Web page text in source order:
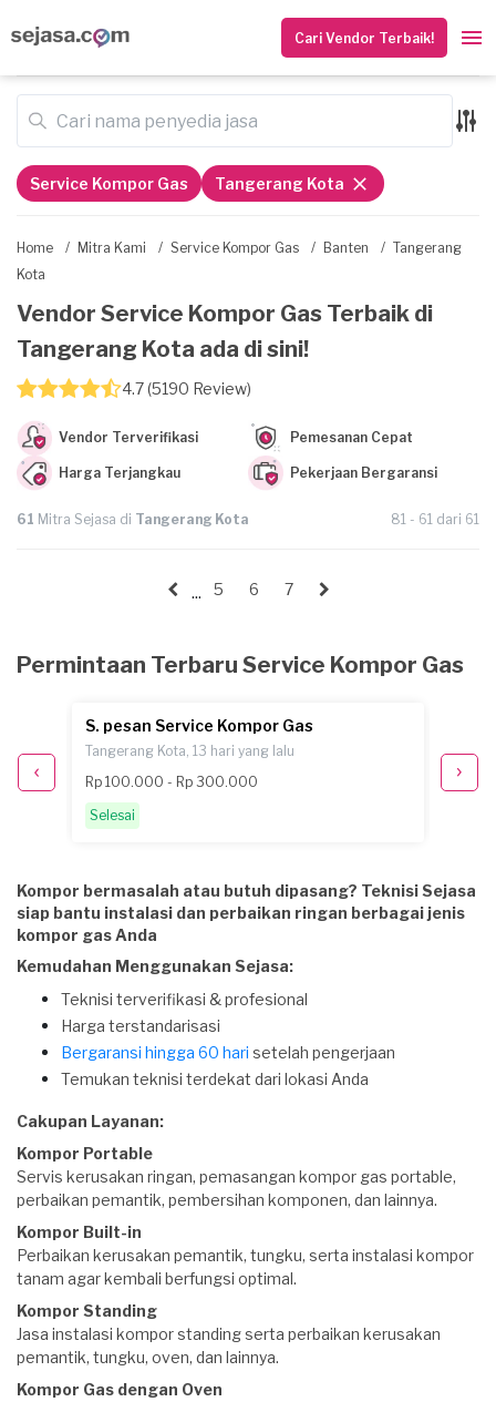
Cari Vendor Terbaik!
Home / Mitra Kami / Service Kompor Gas / Banten / Tangerang
Kota
Vendor Service Kompor Gas Terbaik di
Tangerang Kota ada di sini!
4.7 (5190 Review)
Vendor Terverifikasi Pemesanan Cepat
Harga Terjangkau Pekerjaan Bergaransi
61 Mitra Sejasa di Tangerang Kota 81 - 61 dari 61
Service Kompor Gas Tangerang Kota
... 5 6 7
Permintaan Terbaru Service Kompor Gas
S. pesan Service Kompor Gas
Tangerang Kota, 13 hari yang lalu
Rp 100.000 - Rp 300.000
Selesai
Rp
Kompor bermasalah atau butuh dipasang? Teknisi Sejasa
siap bantu instalasi dan perbaikan ringan berbagai jenis
kompor gas Anda
Kemudahan Menggunakan Sejasa:
Teknisi terverifikasi & profesional
Harga terstandarisasi
Bergaransi hingga 60 hari setelah pengerjaan
Temukan teknisi terdekat dari lokasi Anda
Cakupan Layanan:
Kompor Portable
Servis kerusakan ringan, pemasangan kompor gas portable,
perbaikan pemantik, pembersihan komponen, dan lainnya.
Kompor Built-in
Perbaikan kerusakan pemantik, tungku, serta instalasi kompor
tanam agar kembali berfungsi optimal.
Kompor Standing
Jasa instalasi kompor standing serta perbaikan kerusakan
pemantik, tungku, oven, dan lainnya.
Kompor Gas dengan Oven